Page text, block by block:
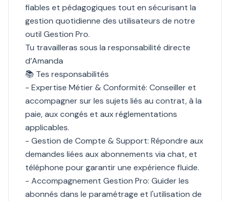
fiables et pédagogiques tout en sécurisant la
gestion quotidienne des utilisateurs de notre
outil Gestion Pro.
Tu travailleras sous la responsabilité directe
d’Amanda
📚 Tes responsabilités
- Expertise Métier & Conformité: Conseiller et
accompagner sur les sujets liés au contrat, à la
paie, aux congés et aux réglementations
applicables.
- Gestion de Compte & Support: Répondre aux
demandes liées aux abonnements via chat, et
téléphone pour garantir une expérience fluide.
- Accompagnement Gestion Pro: Guider les
abonnés dans le paramétrage et l'utilisation de